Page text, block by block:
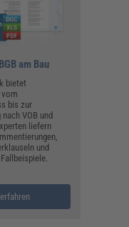
am Bau
bietet
bis zur
VOB und
liefern
und